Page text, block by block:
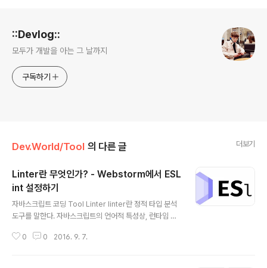
::Devlog::
모두가 개발을 아는 그 날까지
구독하기
Dev.World/Tool 의 다른 글 더보기
Linter란 무엇인가? - Webstorm에서 ESL
int 설정하기
자바스크립트 코딩 Tool Linter linter란 정적 타입 분석
도구를 말한다. 자바스크립트의 언어적 특성상, 런타임 시
석 도구이다. 너무 엄격한 규칙 때문에, 이 규칙을 조금 완
0 0 2016. 9. 7.